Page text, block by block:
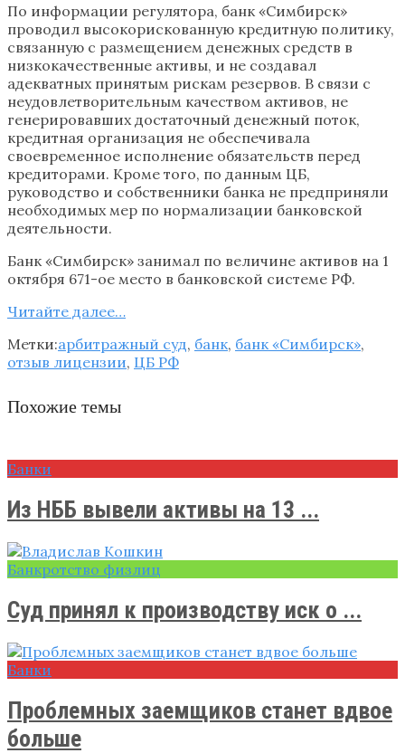
По информации регулятора, банк «Симбирск»
проводил высокорискованную кредитную политику,
связанную с размещением денежных средств в
низкокачественные активы, и не создавал
адекватных принятым рискам резервов. В связи с
неудовлетворительным качеством активов, не
генерировавших достаточный денежный поток,
кредитная организация не обеспечивала
своевременное исполнение обязательств перед
кредиторами. Кроме того, по данным ЦБ,
руководство и собственники банка не предприняли
необходимых мер по нормализации банковской
деятельности.
Банк «Симбирск» занимал по величине активов на 1
октября 671-ое место в банковской системе РФ.
Читайте далее…
Метки:арбитражный суд, банк, банк «Симбирск»,
отзыв лицензии, ЦБ РФ
Похожие темы
Банки
Из НББ вывели активы на 13 ...
Банкротство физлиц
Суд принял к производству иск о ...
Банки
Проблемных заемщиков станет вдвое
больше